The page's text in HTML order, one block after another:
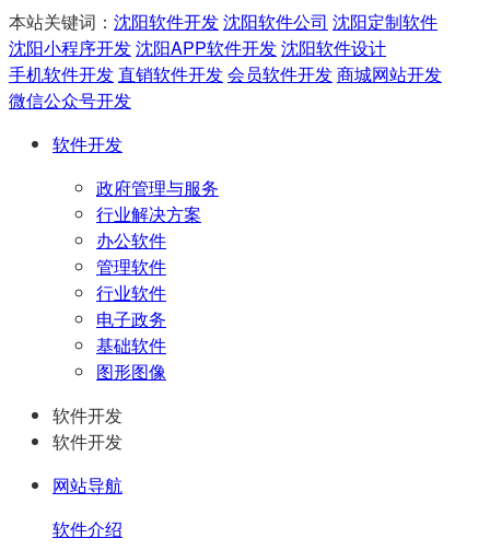
本站关键词： 沈阳软件开发沈阳软件公司 沈阳定制软件
沈阳小程序开发沈阳APP软件开发沈阳软件设计
手机软件开发直销软件开发会员软件开发商城网站开发
微信公众号开发
软件开发
政府管理与服务
行业解决方案
办公软件
管理软件
行业软件
电子政务
基础软件
图形图像
软件开发
软件开发
网站导航
软件介绍